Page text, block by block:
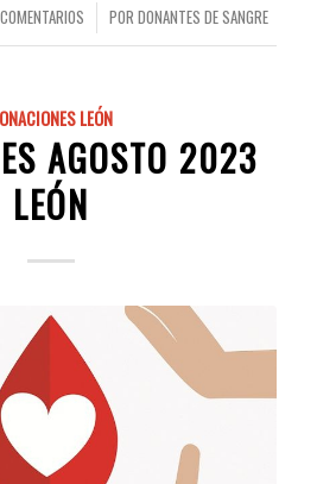
/ POR DONANTES DE SANGRE
LEÓN
AGOSTO 2023
LEÓN